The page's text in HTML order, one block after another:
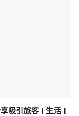
吸引旅客 | 生活 |